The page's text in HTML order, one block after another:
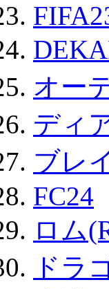
オー
ディ
ブレ
FC24
ロム
ドラ